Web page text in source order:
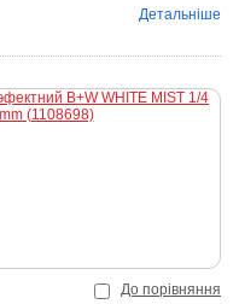
Детальніше
До порівняння